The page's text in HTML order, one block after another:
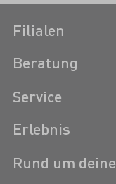
Filialen
Beratung
Service
Erlebnis
Rund um